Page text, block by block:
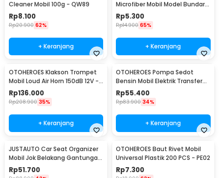
Cleaner Mobil 100g - QW89
Rp8.100
Rp20.900 62%
+ Keranjang
Microfiber Mobil Model Bundar -
L-20
Rp5.300
Rp14.900 65%
+ Keranjang
OTOHEROES Klakson Trompet
Mobil Loud Air Horn 150dB 12V -
JD4001
Rp136.000
Rp208.900 35%
+ Keranjang
OTOHEROES Pompa Sedot
Bensin Mobil Elektrik Transfer
Pump 38mm DC 12V - CT-14
Rp55.400
Rp83.900 34%
+ Keranjang
JUSTAUTO Car Seat Organizer
Mobil Jok Belakang Gantungan
Barang Tisu - Z-354
Rp51.700
OTOHEROES Baut Rivet Mobil
Universal Plastik 200 PCS - PE02
Rp7.300